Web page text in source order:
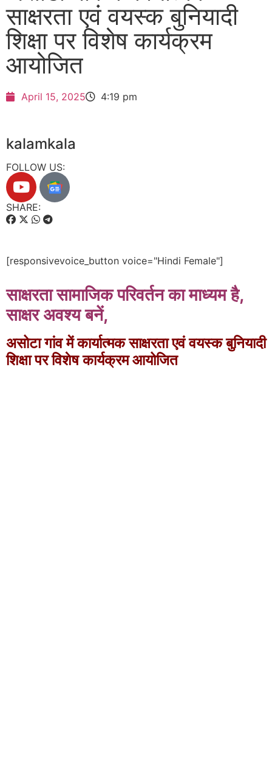
साक्षरता एवं वयस्क बुनियादी
शिक्षा पर विशेष कार्यक्रम
आयोजित
April 15, 2025 4:19 pm
kalamkala
FOLLOW US:
SHARE:
[responsivevoice_button voice="Hindi Female"]
साक्षरता सामाजिक परिवर्तन का माध्यम है,
साक्षर अवश्य बनें,
असोटा गांव में कार्यात्मक साक्षरता एवं वयस्क बुनियादी
शिक्षा पर विशेष कार्यक्रम आयोजित